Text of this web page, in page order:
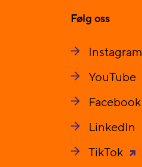
Følg oss
Instagram
YouTube
Facebook
LinkedIn
TikTok